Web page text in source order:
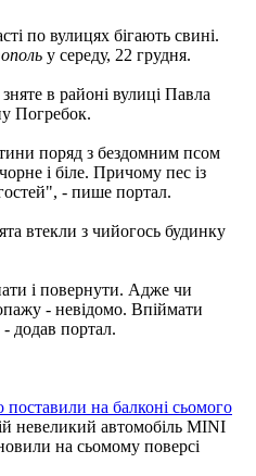
по вулицях бігають свині.
у середу, 22 грудня.
в районі вулиці Павла
Погребок.
поряд з бездомним псом
і біле. Причому пес із
- пише портал.
втекли з чийогось будинку
і повернути. Адже чи
- невідомо. Впіймати
додав портал.
поставили на балконі сьомого
невеликий автомобіль MINI
на сьомому поверсі